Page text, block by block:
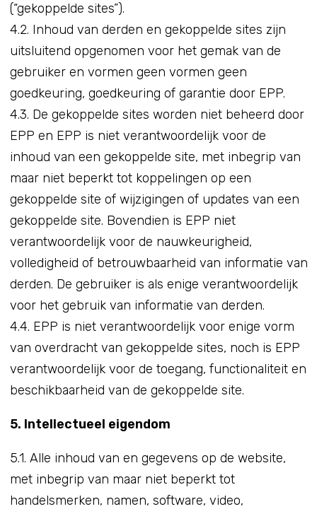
(“gekoppelde sites”).
4.2. Inhoud van derden en gekoppelde sites zijn
uitsluitend opgenomen voor het gemak van de
gebruiker en vormen geen vormen geen
goedkeuring, goedkeuring of garantie door EPP.
4.3. De gekoppelde sites worden niet beheerd door
EPP en EPP is niet verantwoordelijk voor de
inhoud van een gekoppelde site, met inbegrip van
maar niet beperkt tot koppelingen op een
gekoppelde site of wijzigingen of updates van een
gekoppelde site. Bovendien is EPP niet
verantwoordelijk voor de nauwkeurigheid,
volledigheid of betrouwbaarheid van informatie van
derden. De gebruiker is als enige verantwoordelijk
voor het gebruik van informatie van derden.
4.4. EPP is niet verantwoordelijk voor enige vorm
van overdracht van gekoppelde sites, noch is EPP
verantwoordelijk voor de toegang, functionaliteit en
beschikbaarheid van de gekoppelde site.
5. Intellectueel eigendom
5.1. Alle inhoud van en gegevens op de website,
met inbegrip van maar niet beperkt tot
handelsmerken, namen, software, video,